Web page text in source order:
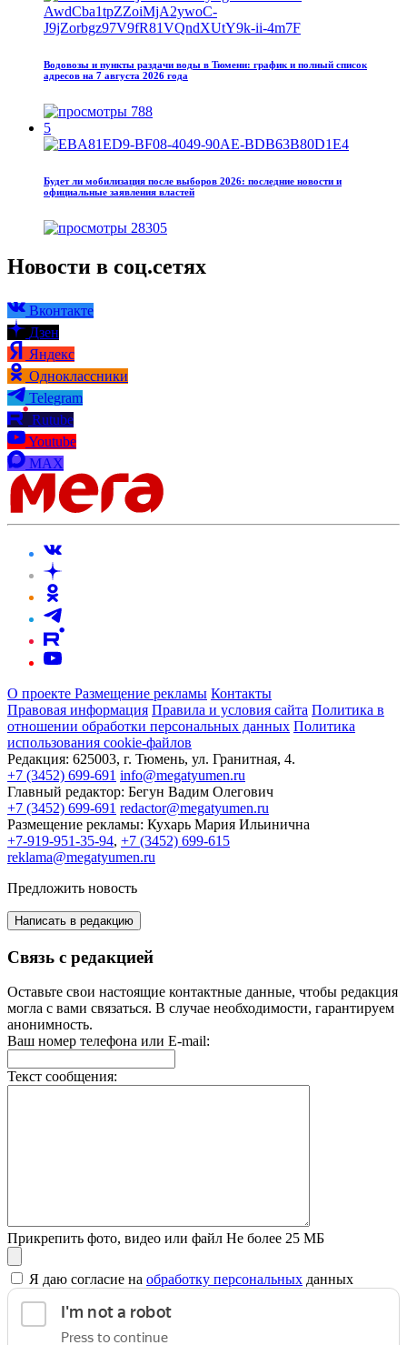
Водовозы и пункты раздачи воды в Тюмени: график и полный список
адресов на 7 августа 2026 года
788
5
Будет ли мобилизация после выборов 2026: последние новости и
официальные заявления властей
28305
Новости в соц.сетях
Вконтакте
Дзен
Яндекс
Одноклассники
Telegram
Rutube
Youtube
MAX
О проекте Размещение рекламы Контакты
Правовая информация Правила и условия сайта Политика в
отношении обработки персональных данных Политика
использования cookie-файлов
Редакция: 625003, г. Тюмень, ул. Гранитная, 4.
+7 (3452) 699-691 info@megatyumen.ru
Главный редактор: Бегун Вадим Олегович
+7 (3452) 699-691 redactor@megatyumen.ru
Размещение рекламы: Кухарь Мария Ильинична
+7-919-951-35-94, +7 (3452) 699-615
reklama@megatyumen.ru
Предложить новость
Написать в редакцию
Связь с редакцией
Оставьте свои настоящие контактные данные, чтобы редакция
могла с вами связаться. В случае необходимости, гарантируем
анонимность.
Ваш номер телефона или E-mail:
Текст сообщения:
Прикрепить фото, видео или файл Не более 25 МБ
Я даю согласие на обработку персональных данных